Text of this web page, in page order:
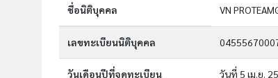
ชื่อนิติบุคคล VN
เลขทะเบียนนิติบุคคล
วันเดือนปีที่จดทะเบียน วันที่ 5 เม.ย.